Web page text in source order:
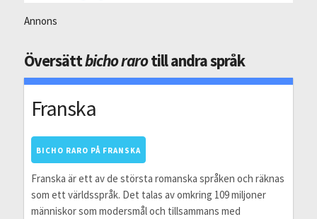
Annons
Översättbicho rarotill andra språk
Franska
BICHO RARO PÅ FRANSKA
Franska är ett av de största romanska språken och räknas
som ett världsspråk. Det talas av omkring 109 miljoner
människor som modersmål och tillsammans med